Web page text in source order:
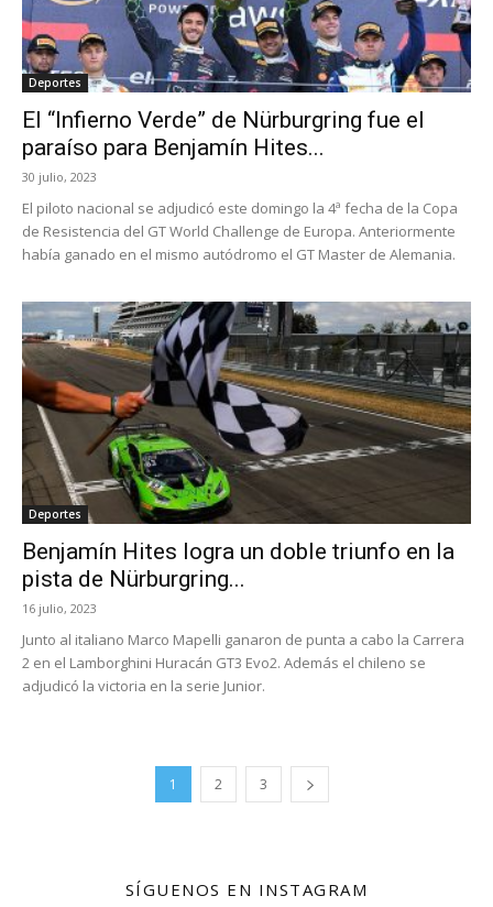
Deportes
El “Infierno Verde” de Nürburgring fue el
paraíso para Benjamín Hites...
30 julio, 2023
El piloto nacional se adjudicó este domingo la 4ª fecha de la Copa
de Resistencia del GT World Challenge de Europa. Anteriormente
había ganado en el mismo autódromo el GT Master de Alemania.
Deportes
Benjamín Hites logra un doble triunfo en la
pista de Nürburgring...
16 julio, 2023
Junto al italiano Marco Mapelli ganaron de punta a cabo la Carrera
2 en el Lamborghini Huracán GT3 Evo2. Además el chileno se
adjudicó la victoria en la serie Junior.
1 2 3
SÍGUENOS EN INSTAGRAM